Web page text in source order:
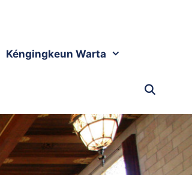
Kéngingkeun Warta